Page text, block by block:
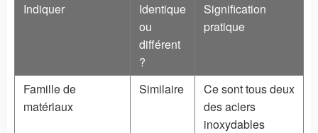
Indiquer
Identique
ou
différent
?
Signification
pratique
Famille de
matériaux
Similaire
Ce sont tous deux
des aciers
inoxydables